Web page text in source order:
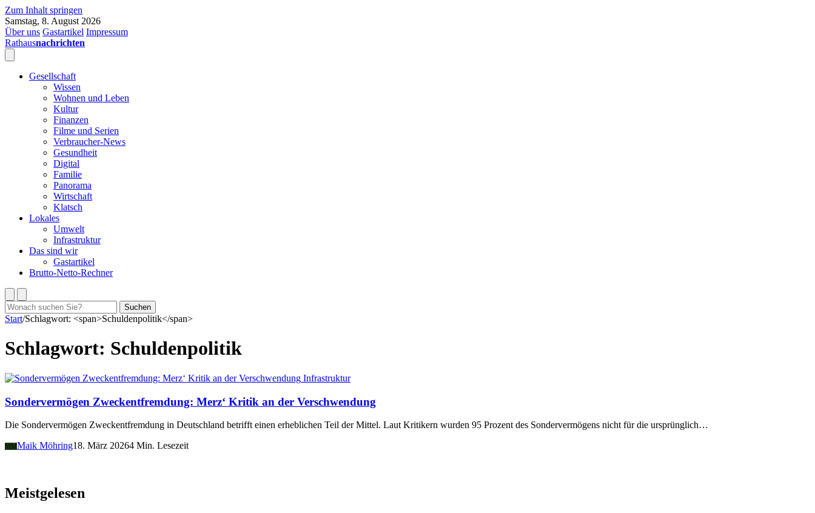
Zum Inhalt springen
Samstag, 8. August 2026
Über uns Gastartikel Impressum
Rathausnachrichten
Gesellschaft
Wissen
Wohnen und Leben
Kultur
Finanzen
Filme und Serien
Verbraucher-News
Gesundheit
Digital
Familie
Panorama
Wirtschaft
Klatsch
Lokales
Umwelt
Infrastruktur
Das sind wir
Gastartikel
Brutto-Netto-Rechner
Suchen
nach:
Suchen
Start/Schlagwort: <span>Schuldenpolitik</span>
Schlagwort: Schuldenpolitik
Infrastruktur
Sondervermögen Zweckentfremdung: Merz‘ Kritik an der Verschwendung
Die Sondervermögen Zweckentfremdung in Deutschland betrifft einen erheblichen Teil der Mittel. Laut Kritikern wurden 95 Prozent des Sondervermögens nicht für die ursprünglich…
MM Maik Möhring18. März 20264 Min. Lesezeit
Meistgelesen